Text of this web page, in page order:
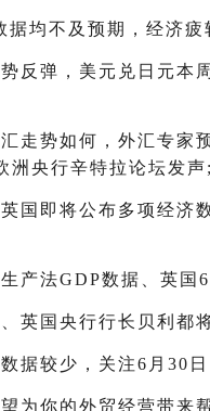
均不及预期，经济
反弹，美元兑日元
走势如何，外汇专
洲央行辛特拉论坛发
国即将公布多项经济
产法GDP数据、英
英国央行行长贝利都
据较少，关注6月30
为你的外贸经营带来